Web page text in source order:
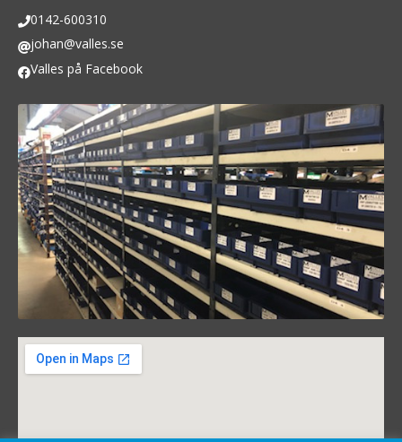
0142-600310
johan@valles.se
Valles på Facebook